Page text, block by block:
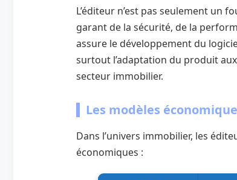
L’éditeur n’est pas seulement un
garant de la sécurité, de la
assure le développement du
surtout l’adaptation du produit
secteur immobilier.
Les modèles
Dans l’univers immobilier, les
économiques :